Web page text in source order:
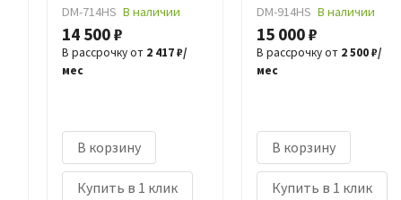
DM-714HS В наличии
14 500 ₽
В рассрочку от 2 417 ₽/
мес
В корзину
Купить в 1 клик
DM-914HS В наличии
15 000 ₽
В рассрочку от 2 500 ₽/
мес
В корзину
Купить в 1 клик